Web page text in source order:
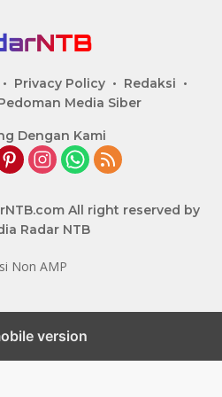
Privacy Policy
Redaksi
Media Siber
Dengan Kami
All right reserved by
Radar NTB
Non AMP
version